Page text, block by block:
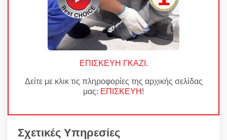
ΕΠΙΣΚΕΥΗ ΓΚΑΖΙ.
Δείτε με κλικ τις πληροφορίες της αρχικής σελίδας
μας: ΕΠΙΣΚΕΥΗ!
Σχετικές Υπηρεσίες